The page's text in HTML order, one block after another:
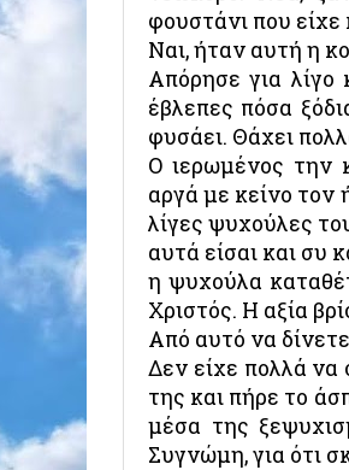
φουστάνι που
Ναι, ήταν αυτή η
Απόρησε για
έβλεπες πόσα
φυσάει. Θάχει
Ο ιερωμένος την
αργά με κείνο τον
λίγες ψυχούλες
αυτά είσαι και συ
η ψυχούλα
Χριστός. Η αξία
Από αυτό να
Δεν είχε πολλά να
της και πήρε το
μέσα της
Συγνώμη, για ότι